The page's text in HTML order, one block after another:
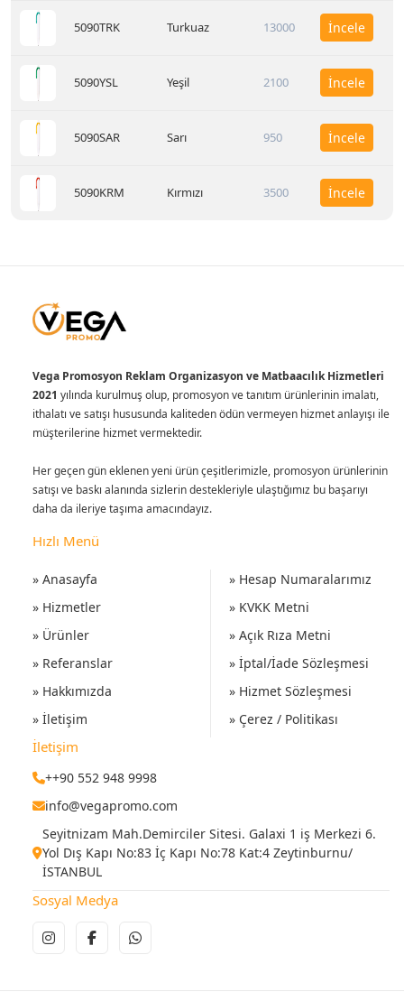
5090TRK Turkuaz 13000 İncele
5090YSL Yeşil 2100 İncele
5090SAR Sarı 950 İncele
5090KRM Kırmızı 3500 İncele
Vega Promosyon Reklam Organizasyon ve Matbaacılık Hizmetleri
2021 yılında kurulmuş olup, promosyon ve tanıtım ürünlerinin imalatı,
ithalatı ve satışı hususunda kaliteden ödün vermeyen hizmet anlayışı ile
müşterilerine hizmet vermektedir.
Her geçen gün eklenen yeni ürün çeşitlerimizle, promosyon ürünlerinin
satışı ve baskı alanında sizlerin destekleriyle ulaştığımız bu başarıyı
daha da ileriye taşıma amacındayız.
Hızlı Menü
» Anasayfa
» Hizmetler
» Ürünler
» Referanslar
» Hakkımızda
» İletişim
» Hesap Numaralarımız
» KVKK Metni
» Açık Rıza Metni
» İptal/İade Sözleşmesi
» Hizmet Sözleşmesi
» Çerez / Politikası
İletişim
++90 552 948 9998
info@vegapromo.com
Seyitnizam Mah.Demirciler Sitesi. Galaxi 1 iş Merkezi 6.
Yol Dış Kapı No:83 İç Kapı No:78 Kat:4 Zeytinburnu/
İSTANBUL
Sosyal Medya